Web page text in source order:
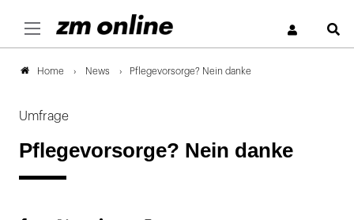
Home News Pflegevorsorge? Nein danke
Umfrage
Pflegevorsorge? Nein danke